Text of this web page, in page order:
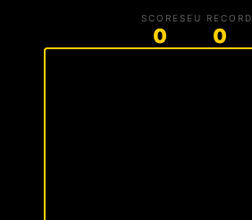
SCORE
0
SEU
0